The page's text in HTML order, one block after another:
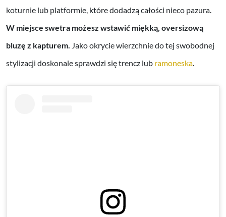
koturnie lub platformie, które dodadzą całości nieco pazura.
W miejsce swetra możesz wstawić miękką, oversizową
bluzę z kapturem. Jako okrycie wierzchnie do tej swobodnej
stylizacji doskonale sprawdzi się trencz lub ramoneska.